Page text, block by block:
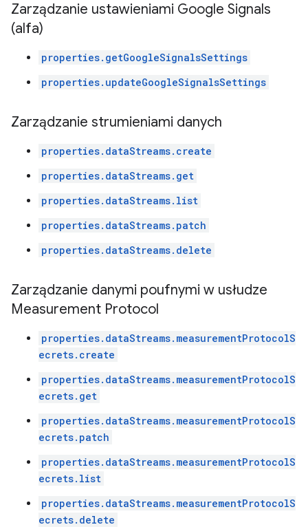
Zarządzanie ustawieniami Google Signals
(alfa)
properties.getGoogleSignalsSettings
properties.updateGoogleSignalsSettings
Zarządzanie strumieniami danych
properties.dataStreams.create
properties.dataStreams.get
properties.dataStreams.list
properties.dataStreams.patch
properties.dataStreams.delete
Zarządzanie danymi poufnymi w usłudze
Measurement Protocol
properties.dataStreams.measurementProtocolS
ecrets.create
properties.dataStreams.measurementProtocolS
ecrets.get
properties.dataStreams.measurementProtocolS
ecrets.patch
properties.dataStreams.measurementProtocolS
ecrets.list
properties.dataStreams.measurementProtocolS
ecrets.delete